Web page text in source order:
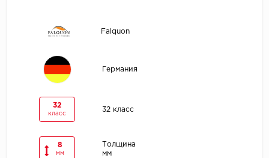
Falquon
Германия
32
класс
32 класс
8
мм
Толщина
мм